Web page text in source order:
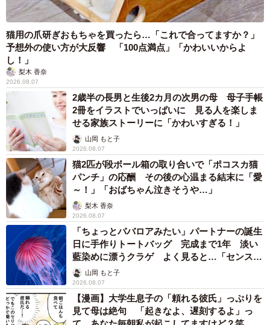
猫用の爪研ぎおもちゃを買ったら…「これで合ってますか？」
予想外の使い方が大反響 「100点満点」「かわいいからよ
し！」
梨木 香奈
2026.08.07
2歳半の長男と生後2カ月の次男の母 母子手帳
2冊をイラストでいっぱいに 見る人を楽しま
せる家族ストーリーに「かわいすぎる！」
山岡 もと子
2026.08.07
猫2匹が段ボール箱の取り合いで「ポコスカ猫
パンチ」の応酬 その後の心温まる結末に「愛
～！」「おばちゃん泣きそうや…」
梨木 香奈
2026.08.07
「ちょっとババロアみたい」パートナーの誕生
日に手作りトートバッグ 完成まで1年 淡い
藍染めに漂うクラゲ よく見ると…「センスす
ごい」山岡 もと子
2026.08.07
【漫画】大学生息子の「頼れる彼氏」っぷりを
見て母は絶句 「起きなよ、遅刻するよ」っ